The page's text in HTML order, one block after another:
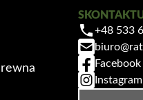
Zrobiłem/am
— pomogłem
Jak
+48 533
Facebook
Instagram